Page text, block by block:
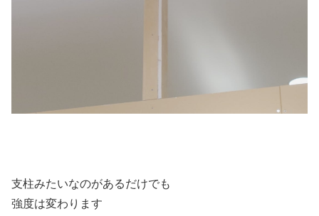
支柱みたいなのがあるだけでも
強度は変わります